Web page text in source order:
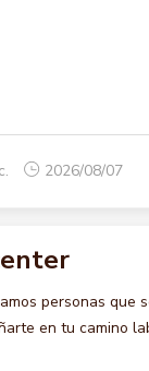
2026/08/07
personas que
en tu camino